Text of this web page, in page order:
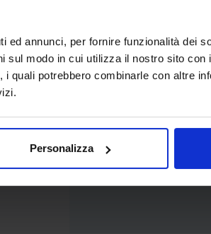
ed annunci, per fornire funzionalità dei
sul modo in cui utilizza il nostro sito
quali potrebbero combinarle con altre
Personalizza
un